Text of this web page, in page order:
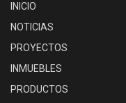
INICIO
NOTICIAS
PROYECTOS
INMUEBLES
PRODUCTOS